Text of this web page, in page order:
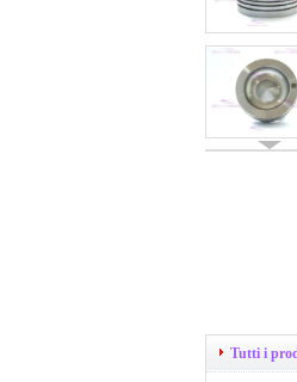
Tutti i